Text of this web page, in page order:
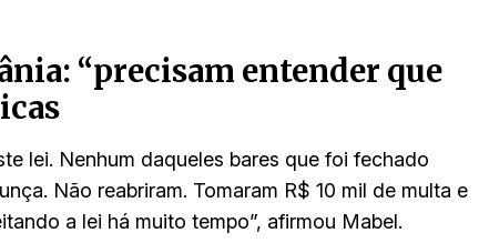
“precisam entender que
lei. Nenhum daqueles bares que foi fechado
Não reabriram. Tomaram R$ 10 mil de multa e
a lei há muito tempo”, afirmou Mabel.